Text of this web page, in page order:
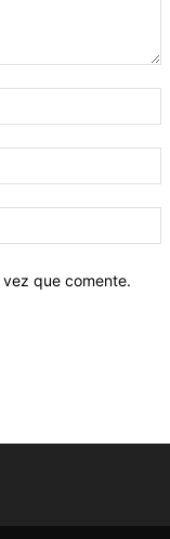
que comente.